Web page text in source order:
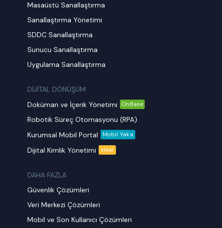
Masaüstü Sanallaştırma
Sanallaştırma Yönetimi
SDDC Sanallaştırma
Sunucu Sanallaştırma
Uygulama Sanallaştırma
DİJİTAL DÖNÜŞÜM
Doküman ve İçerik Yönetimi
OnBase
Robotik Süreç Otomasyonu (RPA)
Kurumsal Mobil Portal
Mobil Yaka
Dijital Kimlik Yönetimi ideal
DAHA FAZLA
Güvenlik Çözümleri
Veri Merkezi Çözümleri
Mobil ve Son Kullanıcı Çözümleri